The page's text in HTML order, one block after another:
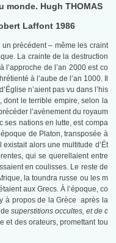
monde. Hugh THOMAS
Laffont 1986
précédent – même les craint
La crainte de la destruction
l’approche de l’an 2000 est co
à l’aube de l’an 1000. Il
n’aient pas vu dans l’his
dont le terrible empire, selon la
l’avènement du royaum
ses nations en lutte, est compa
de Platon, transposée à
existait alors une multitude d’Ét
qui se querellaient entre
en coulisses. Le reste de
la toundra russe ou les m
aux Grecs. À l’époque, co
à propos de la Grèce après la
superstitions occultes, et de c
et des orateurs, promettant tou